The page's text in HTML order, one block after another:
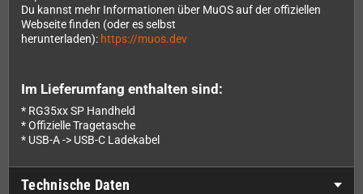
Du kannst mehr Informationen über MuOS auf der offiziellen
Webseite finden (oder es selbst
herunterladen): https://muos.dev
Im Lieferumfang enthalten sind:
* RG35xx SP Handheld
* Offizielle Tragetasche
* USB-A -> USB-C Ladekabel
Technische Daten